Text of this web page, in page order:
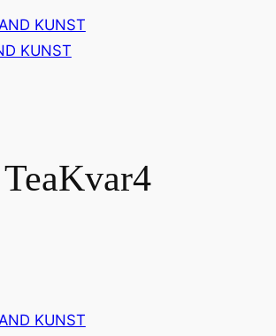
KUNST
TeaKvar4